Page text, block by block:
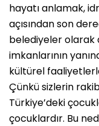
hayatı anlamak,
açısından son
belediyeler olarak
imkanlarının
kültürel
Çünkü sizlerin
Türkiye’deki
çocuklardır. Bu